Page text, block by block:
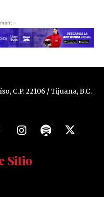
-
C.P. 22106 / Tijuana, B.C.
Sitio